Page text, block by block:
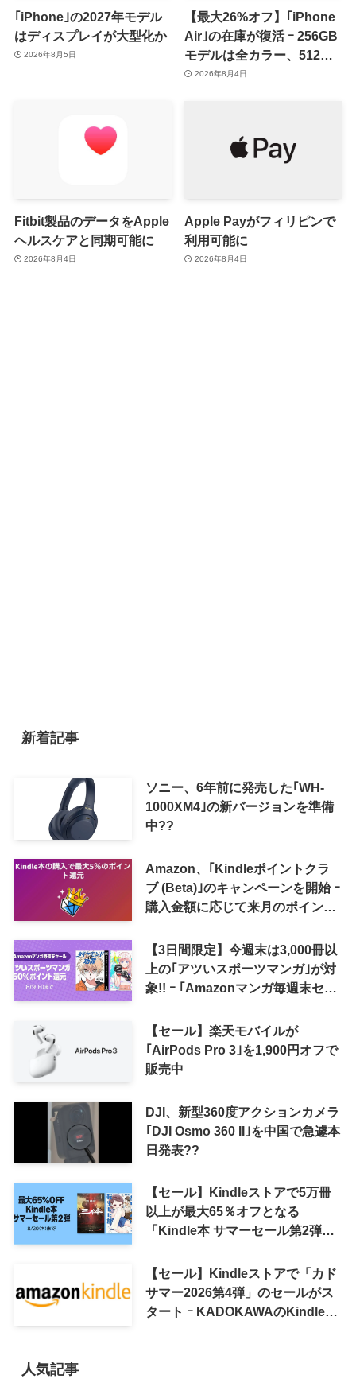
｢iPhone｣の2027年モデル
はディスプレイが大型化か
2026年8月5日
【最大26%オフ】｢iPhone
Air｣の在庫が復活 ｰ 256GB
モデルは全カラー、512GB
モデルはホワイト以外が在
2026年8月4日
Fitbit製品のデータをApple
ヘルスケアと同期可能に
2026年8月4日
Apple Payがフィリピンで
利用可能に
2026年8月4日
新着記事
ソニー、6年前に発売した｢WH-
1000XM4｣の新バージョンを準備
中??
Amazon、｢Kindleポイントクラ
ブ (Beta)｣のキャンペーンを開始 ｰ
購入金額に応じて来月のポイント
【3日間限定】今週末は3,000冊以
上の｢アツいスポーツマンガ｣が対
象!! ｰ ｢Amazonマンガ毎週末セー
【セール】楽天モバイルが
｢AirPods Pro 3｣を1,900円オフで
販売中
DJI、新型360度アクションカメラ
｢DJI Osmo 360 II｣を中国で急遽本
日発表??
【セール】Kindleストアで5万冊
以上が最大65％オフとなる
「Kindle本 サマーセール第2弾」
【セール】Kindleストアで「カド
サマー2026第4弾」のセールがス
タート ｰ KADOKAWAのKindle本
人気記事